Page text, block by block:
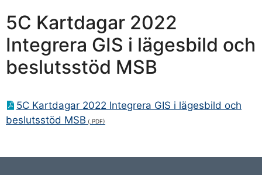
5C Kartdagar 2022
Integrera GIS i lägesbild och
beslutsstöd MSB
5C Kartdagar 2022 Integrera GIS i lägesbild och
beslutsstöd MSB